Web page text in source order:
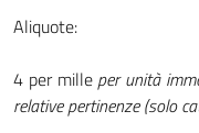
Aliquote:
4 per mille per unità
relative pertinenze (solo